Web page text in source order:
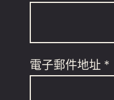
電子郵件地址 *